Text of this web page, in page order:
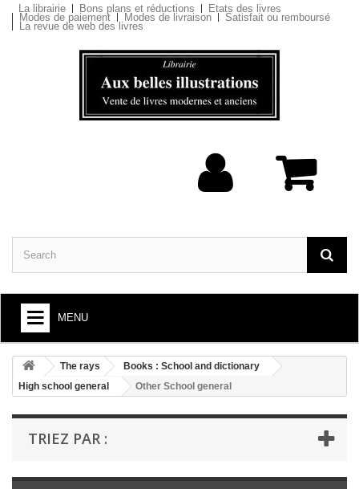
La librairie Bons plans et réductions Etats des livres
Modes de paiement Modes de livraison Satisfait ou remboursé
La revue de web des livres
MENU
+
BOOKS : ARTS AND SOCIETY
+
BOOKS : LITERATURE
+
BOOKS : YOUTH
The rays
Books : School and dictionary
High school general
Other School general
TRIEZ PAR :